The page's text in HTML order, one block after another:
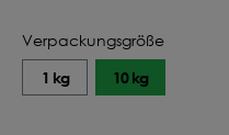
Verpackungsgröße
1 kg 10 kg